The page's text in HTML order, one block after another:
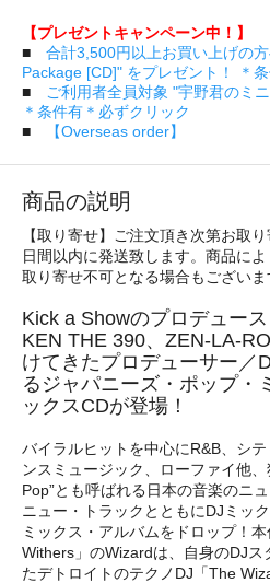
【プレゼントキャンペーン中！】
■ 合計3,500円以上お買い上げの
Package [CD]" をプレゼント！ ＊
■
ご利用者全員対象 "宇野君のミ
＊条件有＊必ずクリック
■
【Overseas order】
商品の説明
【取り寄せ】ご注文頂き次第お取
日間以内に発送致します。商品に
取り寄せ不可となる場合もございま
Kick a Showのプロデュース
KEN THE 390、ZEN-LA-
けてきたプロデューサー／
るジャパニーズ・ポップ・
ックスCDが登場！
バイラルヒットを中心にR&B、シ
ンスミュージック、ローファイ他
Pop”とも呼ばれる日本の音楽のニ
ニュー・トラックとともにDJミッ
ミックス・アルバムをドロップ！
Withers」のWizardは、自身のDJス
たデトロイトのテクノDJ「The